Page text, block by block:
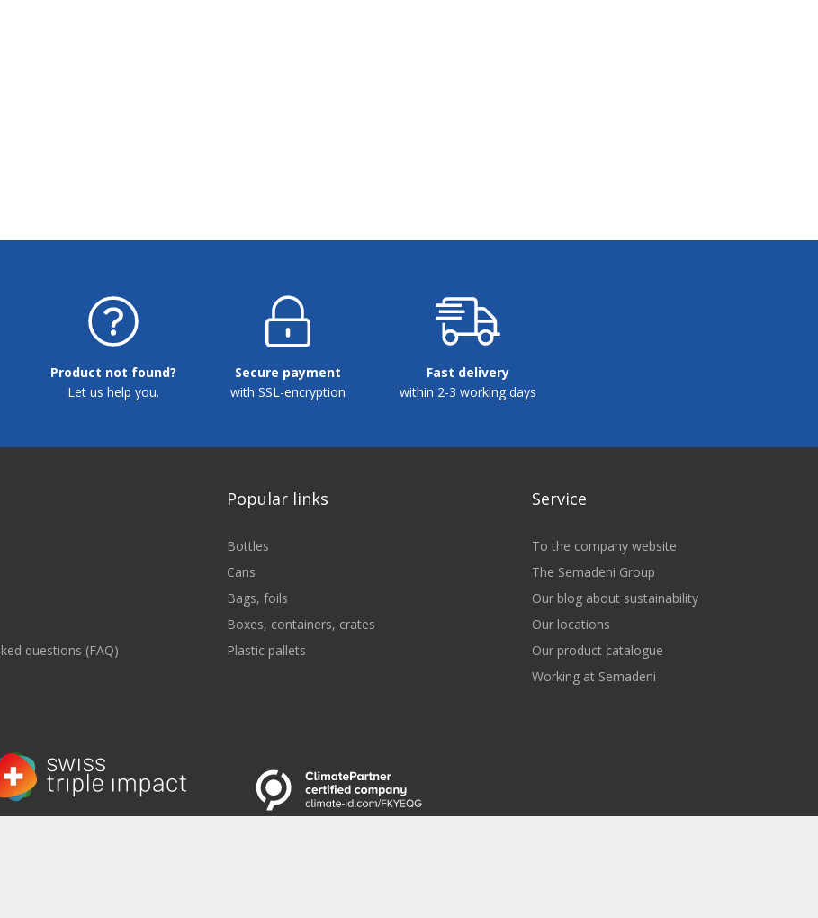
Product not found?
Let us help you.
Secure payment
with SSL-encryption
Fast delivery
within 2-3 working days
questions (FAQ)
Popular links
Bottles
Cans
Bags, foils
Boxes, containers, crates
Plastic pallets
Service
To the company website
The Semadeni Group
Our blog about sustainability
Our locations
Our product catalogue
Working at Semadeni